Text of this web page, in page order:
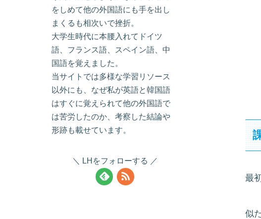
最
似
をしめて他の外国語にも手を出し
まくるも相次いで挫折。
大学生時代に本腰入れてドイツ
語、フランス語、スペイン語、中
国語を覚えました。
当サイトでは多様な学習リソース
以外にも、なぜ私が英語と韓国語
はすぐに覚えられて他の外国語で
は苦労したのか、考察した結論や
形跡も載せています。
LHをフォローする